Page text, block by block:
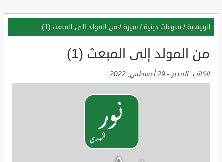
الرئيسية / منوعات دينية / سيرة / من المولد إلى المبعث (1)
من المولد إلى المبعث (1)
الكاتب:المدير - 29 أغسطس, 2022